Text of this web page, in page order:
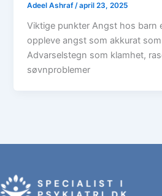
Adeel Ashraf/april 23, 2025
Viktige punkter Angst hos barn
oppleve angst som akkurat
Advarselstegn som klamhet,
søvnproblemer